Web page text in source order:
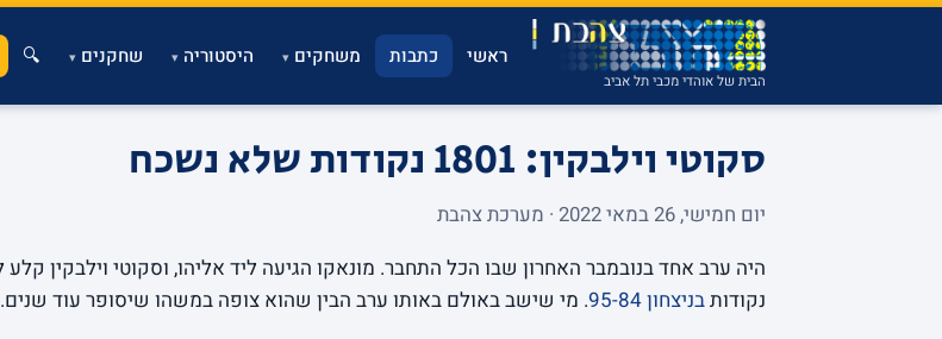
הבית של אוהדי מכבי תל אביב
ראשי כתבות משחקים▾ היסטוריה▾ שחקנים▾
🔍
סקוטי וילבקין: 1801 נקודות שלא נשכח
יום חמישי, 26 במאי 2022 · מערכת צהבת
נקודותבניצחון 95-84
. מי שישב באולם באותו ערב הבין שהוא צופה במשהו שיסופר עוד שנים.